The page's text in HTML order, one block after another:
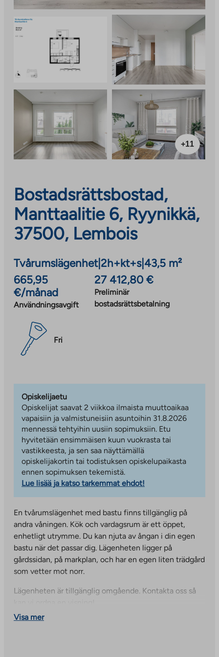
+11
Bostadsrättsbostad,
Manttaalitie 6, Ryynikkä,
37500, Lembois
Tvårumslägenhet|2h+kt+s| 43,5 m²
665,95
€/månad
Användningsavgift
27 412,80 €
Preliminär
bostadsrättsbetalning
Fri
Opiskelijaetu
Opiskelijat saavat 2 viikkoa ilmaista muuttoaikaa
vapaisiin ja valmistuneisiin asuntoihin 31.8.2026
mennessä tehtyihin uusiin sopimuksiin. Etu
hyvitetään ensimmäisen kuun vuokrasta tai
vastikkeesta, ja sen saa näyttämällä
opiskelijakortin tai todistuksen opiskelupaikasta
ennen sopimuksen tekemistä.
Lue lisää ja katso tarkemmat ehdot!
En tvårumslägenhet med bastu finns tillgänglig på
andra våningen. Kök och vardagsrum är ett öppet,
enhetligt utrymme. Du kan njuta av ångan i din egen
bastu när det passar dig. Lägenheten ligger på
gårdssidan, på markplan, och har en egen liten trädgård
som vetter mot norr.
Lägenheten är tillgänglig omgående. Kontakta oss så
Bostadsbyggnaden har tvättstuga, torkrum och
Visa mer